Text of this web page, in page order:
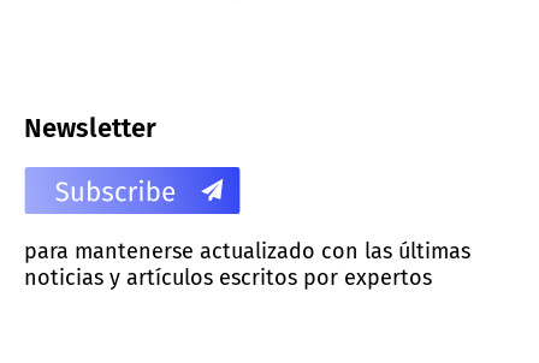
Newsletter
para mantenerse actualizado con las últimas
noticias y artículos escritos por expertos